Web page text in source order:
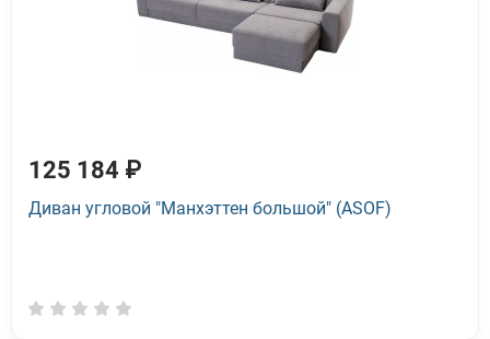
125 184 ₽
Диван угловой "Манхэттен большой" (ASOF)